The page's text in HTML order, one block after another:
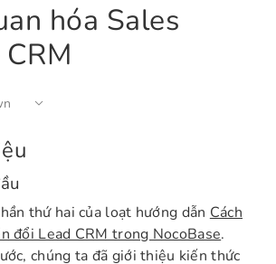
hóa Sales
thứ hai của loạt hướng dẫn Cách
đổi Lead CRM trong NocoBase.
chúng ta đã giới thiệu kiến thức